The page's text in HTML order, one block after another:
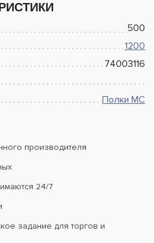
500
1200
74003116
Полки МС
производителя
24/7
задание для торгов и